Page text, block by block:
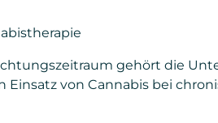
gehört die
Einsatz von Cannabis bei